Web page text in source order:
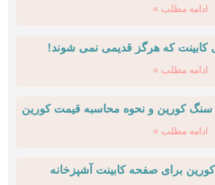
ادامه مطلب »
که هرگز قدیمی نمی شوند!
ادامه مطلب »
ادامه مطلب »
برای صفحه کابینت آشپزخانه